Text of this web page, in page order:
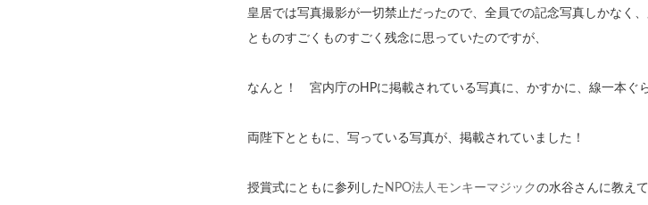
皇居では写真撮影が一切禁止だったので、全員での記念写真しかなく
とものすごくものすごく残念に思っていたのですが、
なんと！ 宮内庁のHPに掲載されている写真に、かすかに、線一本ぐ
両陛下とともに、写っている写真が、掲載されていました！
授賞式にともに参列した NPO法人モンキーマジックの水谷さんに教え